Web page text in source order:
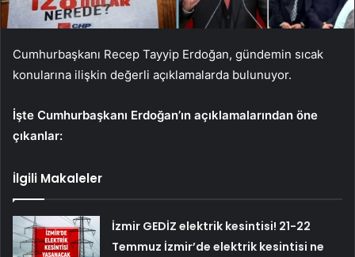
Cumhurbaşkanı Recep Tayyip Erdoğan, gündemin sıcak
konularına ilişkin değerli açıklamalarda bulunuyor.
İşte Cumhurbaşkanı Erdoğan’ın açıklamalarından öne
çıkanlar:
İlgili Makaleler
İzmir GEDİZ elektrik kesintisi! 21-22
Temmuz İzmir’de elektrik kesintisi ne